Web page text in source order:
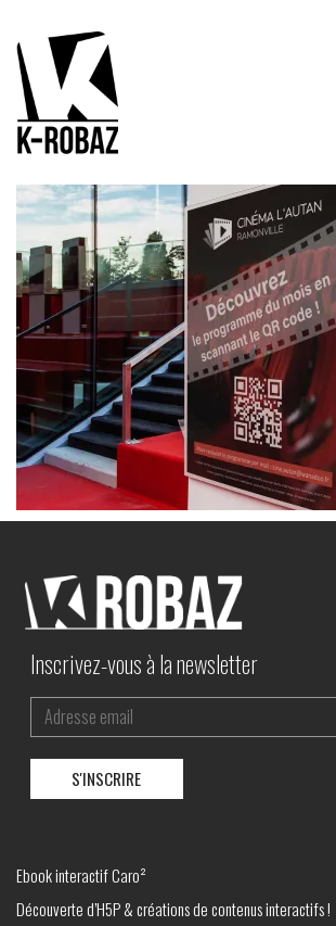
Inscrivez-vous à la newsletter
Ebook interactif Caro²
Découverte d’H5P & créations de contenus interactifs !